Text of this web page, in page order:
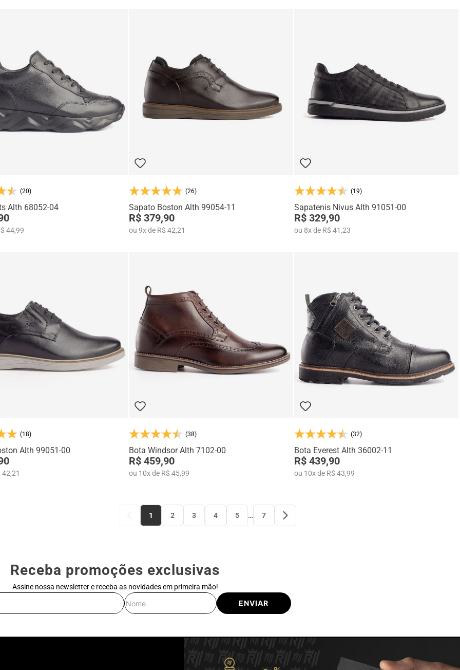
(20)
Alth 68052-04
44,99
(26)
Sapato Boston Alth 99054-11
R$ 379,90
ou 9xde R$ 42,21
(19)
Sapatenis Nivus Alth 91051-00
R$ 329,90
ou 8xde R$ 41,23
(18)
Alth 99051-00
42,21
(38)
Bota Windsor Alth 7102-00
R$ 459,90
ou 10xde R$ 45,99
(32)
Bota Everest Alth 36002-11
R$ 439,90
ou 10xde R$ 43,99
1 2 3 4 5 … 7
Receba promoções exclusivas
Assine nossa newsletter e receba as novidades em primeira mão!
ENVIAR